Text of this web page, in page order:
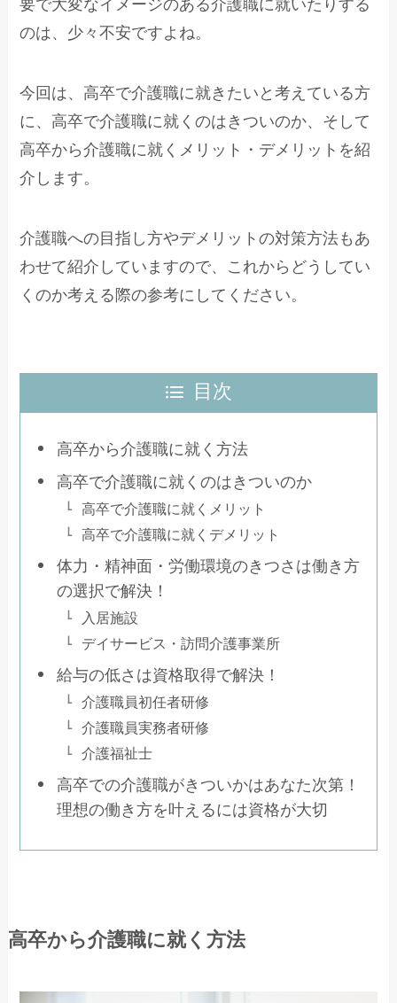
要で大変なイメージのある介護職に就いたりする
のは、少々不安ですよね。
今回は、高卒で介護職に就きたいと考えている方
に、高卒で介護職に就くのはきついのか、そして
高卒から介護職に就くメリット・デメリットを紹
介します。
介護職への目指し方やデメリットの対策方法もあ
わせて紹介していますので、これからどうしてい
くのか考える際の参考にしてください。
目次
高卒から介護職に就く方法
高卒で介護職に就くのはきついのか
高卒で介護職に就くメリット
高卒で介護職に就くデメリット
体力・精神面・労働環境のきつさは働き方
の選択で解決！
入居施設
デイサービス・訪問介護事業所
給与の低さは資格取得で解決！
介護職員初任者研修
介護職員実務者研修
介護福祉士
高卒での介護職がきついかはあなた次第！
理想の働き方を叶えるには資格が大切
高卒から介護職に就く方法